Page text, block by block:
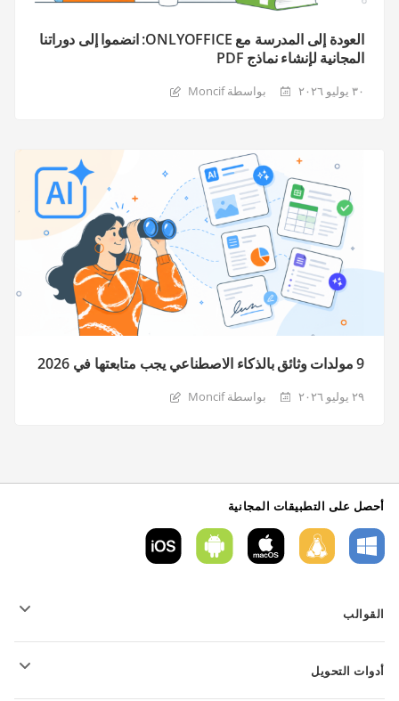
العودة إلى المدرسة مع ONLYOFFICE: انضموا إلى دوراتنا
المجانية لإنشاء نماذج PDF
٣٠ يوليو ٢٠٢٦ بواسطة Moncif
9 مولدات وثائق بالذكاء الاصطناعي يجب متابعتها في 2026
٢٩ يوليو ٢٠٢٦ بواسطة Moncif
أحصل على التطبيقات المجانية
القوالب
قوالب المستندات النصية
أدوات التحويل